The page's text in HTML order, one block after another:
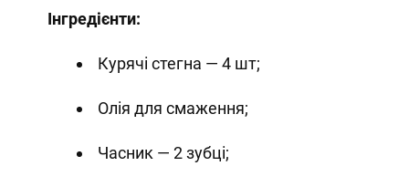
Інгредієнти:
Курячі стегна — 4 шт;
Олія для смаження;
Часник — 2 зубці;